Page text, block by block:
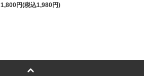
1,800円(税込1,980円)